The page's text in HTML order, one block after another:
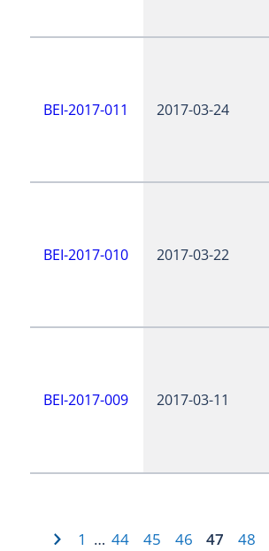
BEI-2017-011 2017-03-24
BEI-2017-010 2017-03-22
BEI-2017-009 2017-03-11
1 … 44 45 46 47 48